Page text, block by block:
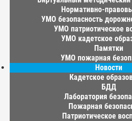
Нормативно-
УМО безопасность
УМО патриотическое
УМО кадетское
Памятки
УМО пожарная
Новости
Кадетское
БДД
Лаборатория
Пожарная
Патриотическое